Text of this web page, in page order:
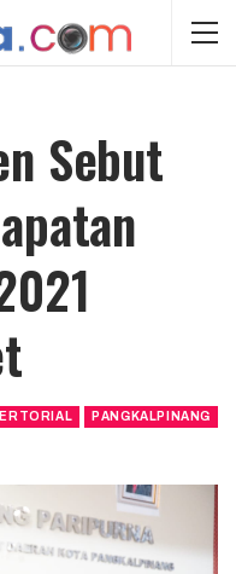
Sebut
PANGKALPINANG